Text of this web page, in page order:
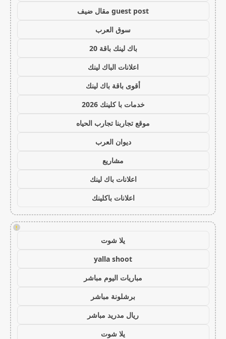
guest post مقال ضيف
سوق العرب
باك لينك باقة 20
اعلانات الباك لينك
أقوى باقة باك لينك
خدمات با كلينك 2026
موقع تجاربنا تجارب الحياه
ديوان العرب
مشاريع
اعلانات باك لينك
اعلانات باكلينك
!
يلا شوت
yalla shoot
مباريات اليوم مباشر
برشلونة مباشر
ريال مدريد مباشر
يلا شوت